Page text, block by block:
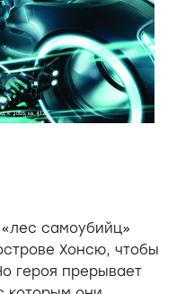
самоубийц»
Хонсю, чтобы
героя прерывает